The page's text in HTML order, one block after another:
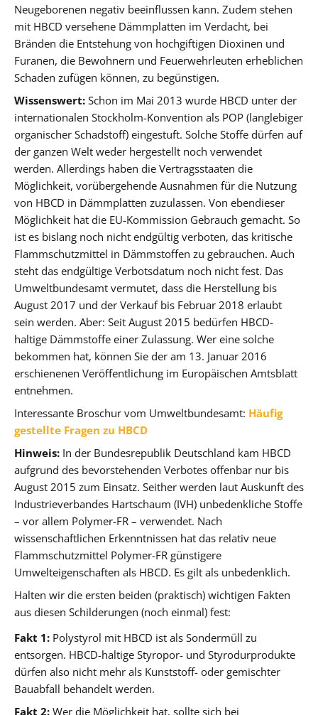
Neugeborenen negativ beeinflussen kann. Zudem stehen
mit HBCD versehene Dämmplatten im Verdacht, bei
Bränden die Entstehung von hochgiftigen Dioxinen und
Furanen, die Bewohnern und Feuerwehrleuten erheblichen
Schaden zufügen können, zu begünstigen.
Wissenswert: Schon im Mai 2013 wurde HBCD unter der
internationalen Stockholm-Konvention als POP (langlebiger
organischer Schadstoff) eingestuft. Solche Stoffe dürfen auf
der ganzen Welt weder hergestellt noch verwendet
werden. Allerdings haben die Vertragsstaaten die
Möglichkeit, vorübergehende Ausnahmen für die Nutzung
von HBCD in Dämmplatten zuzulassen. Von ebendieser
Möglichkeit hat die EU-Kommission Gebrauch gemacht. So
ist es bislang noch nicht endgültig verboten, das kritische
Flammschutzmittel in Dämmstoffen zu gebrauchen. Auch
steht das endgültige Verbotsdatum noch nicht fest. Das
Umweltbundesamt vermutet, dass die Herstellung bis
August 2017 und der Verkauf bis Februar 2018 erlaubt
sein werden. Aber: Seit August 2015 bedürfen HBCD-
haltige Dämmstoffe einer Zulassung. Wer eine solche
bekommen hat, können Sie der am 13. Januar 2016
erschienenen Veröffentlichung im Europäischen Amtsblatt
entnehmen.
Interessante Broschur vom Umweltbundesamt: Häufig
gestellte Fragen zu HBCD
Hinweis: In der Bundesrepublik Deutschland kam HBCD
aufgrund des bevorstehenden Verbotes offenbar nur bis
August 2015 zum Einsatz. Seither werden laut Auskunft des
Industrieverbandes Hartschaum (IVH) unbedenkliche Stoffe
– vor allem Polymer-FR – verwendet. Nach
wissenschaftlichen Erkenntnissen hat das relativ neue
Flammschutzmittel Polymer-FR günstigere
Umwelteigenschaften als HBCD. Es gilt als unbedenklich.
Halten wir die ersten beiden (praktisch) wichtigen Fakten
aus diesen Schilderungen (noch einmal) fest:
Fakt 1: Polystyrol mit HBCD ist als Sondermüll zu
entsorgen. HBCD-haltige Styropor- und Styrodurprodukte
dürfen also nicht mehr als Kunststoff- oder gemischter
Bauabfall behandelt werden.
Fakt 2: Wer die Möglichkeit hat, sollte sich bei